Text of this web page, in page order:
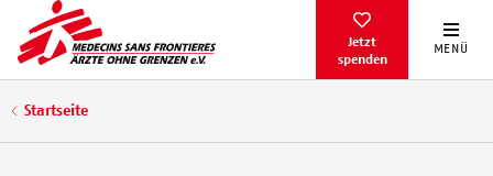
zum
Inhalt
Jetzt
spenden
MENÜ
Pfadnavigation
Startseite